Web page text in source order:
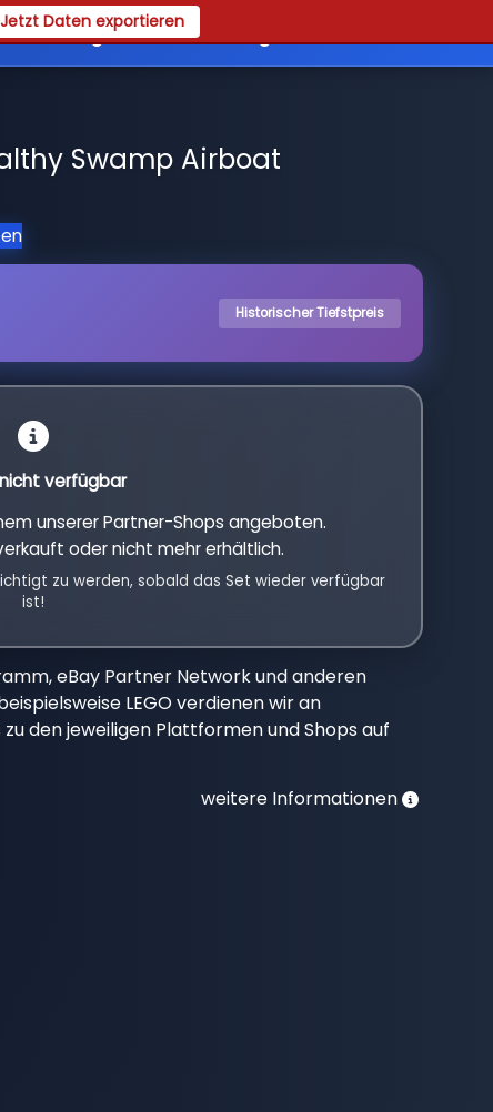
Jetzt Daten exportieren
Registrieren
Swamp Airboat
Historischer Tiefstpreis
verfügbar
unserer Partner-Shops angeboten.
oder nicht mehr erhältlich.
zu werden, sobald das Set wieder verfügbar
ist!
eBay Partner Network und anderen
LEGO verdienen wir an
den jeweiligen Plattformen und Shops auf
weitere Informationen